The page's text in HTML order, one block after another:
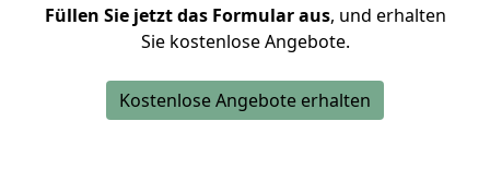
Füllen Sie jetzt das Formular aus, und erhalten
Sie kostenlose Angebote.
Kostenlose Angebote erhalten